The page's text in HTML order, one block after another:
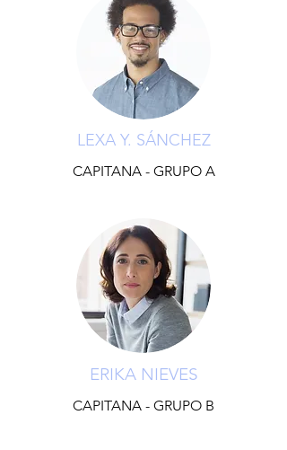
LEXA Y. SÁNCHEZ
CAPITANA - GRUPO A
ERIKA NIEVES
CAPITANA - GRUPO B